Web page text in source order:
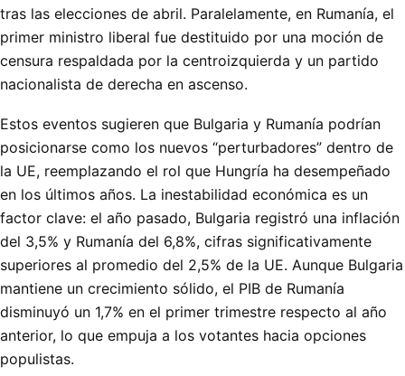
tras las elecciones de abril. Paralelamente, en Rumanía, el
primer ministro liberal fue destituido por una moción de
censura respaldada por la centroizquierda y un partido
nacionalista de derecha en ascenso.
Estos eventos sugieren que Bulgaria y Rumanía podrían
posicionarse como los nuevos “perturbadores” dentro de
la UE, reemplazando el rol que Hungría ha desempeñado
en los últimos años. La inestabilidad económica es un
factor clave: el año pasado, Bulgaria registró una inflación
del 3,5% y Rumanía del 6,8%, cifras significativamente
superiores al promedio del 2,5% de la UE. Aunque Bulgaria
mantiene un crecimiento sólido, el PIB de Rumanía
disminuyó un 1,7% en el primer trimestre respecto al año
anterior, lo que empuja a los votantes hacia opciones
populistas.